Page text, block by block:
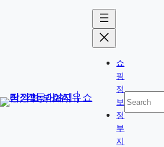
가
쇼
핑
정
보
정
부
지
검
색